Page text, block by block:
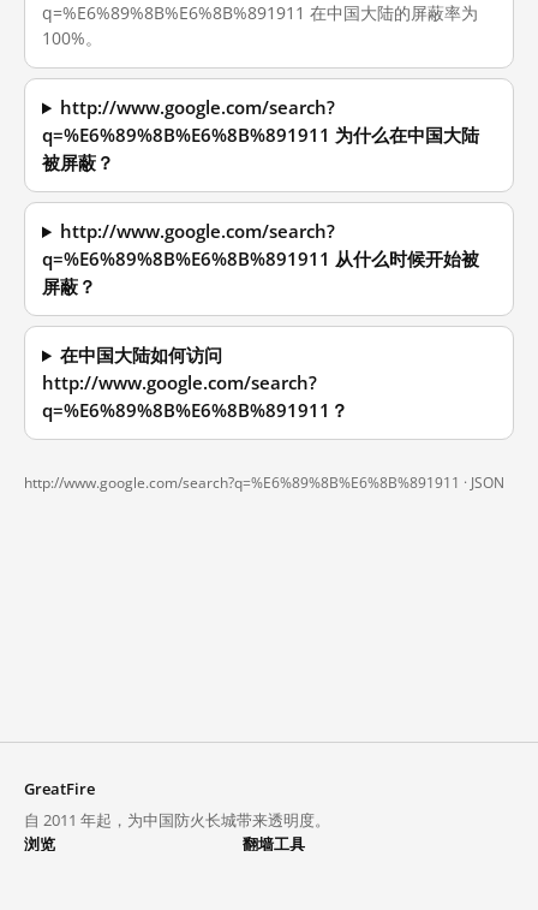
q=%E6%89%8B%E6%8B%891911 在中国大陆的屏蔽率为
100%。
http://www.google.com/search?
q=%E6%89%8B%E6%8B%891911 为什么在中国大陆
被屏蔽？
http://www.google.com/search?
q=%E6%89%8B%E6%8B%891911 从什么时候开始被
屏蔽？
在中国大陆如何访问
http://www.google.com/search?
q=%E6%89%8B%E6%8B%891911？
http://www.google.com/search?q=%E6%89%8B%E6%8B%891911 · JSON
GreatFire
自 2011 年起，为中国防火长城带来透明度。
浏览
翻墙工具